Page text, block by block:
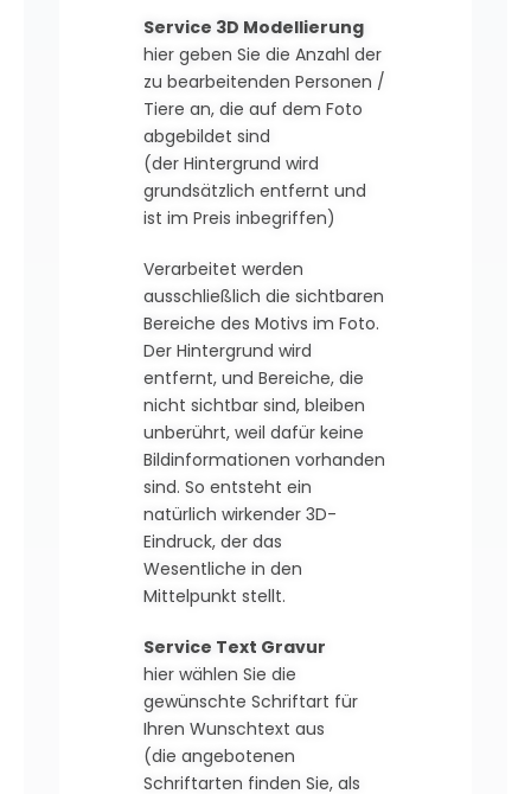
Service 3D Modellierung
hier geben Sie die Anzahl der
zu bearbeitenden Personen /
Tiere an, die auf dem Foto
abgebildet sind
(der Hintergrund wird
grundsätzlich entfernt und
ist im Preis inbegriffen)
Verarbeitet werden
ausschließlich die sichtbaren
Bereiche des Motivs im Foto.
Der Hintergrund wird
entfernt, und Bereiche, die
nicht sichtbar sind, bleiben
unberührt, weil dafür keine
Bildinformationen vorhanden
sind. So entsteht ein
natürlich wirkender 3D-
Eindruck, der das
Wesentliche in den
Mittelpunkt stellt.
Service Text Gravur
hier wählen Sie die
gewünschte Schriftart für
Ihren Wunschtext aus
(die angebotenen
Schriftarten finden Sie, als